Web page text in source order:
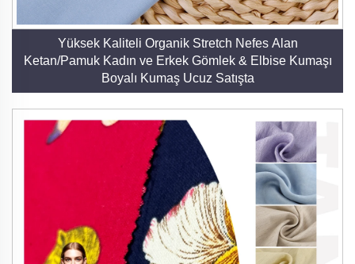
Yüksek Kaliteli Organik Stretch Nefes Alan
Ketan/Pamuk Kadın ve Erkek Gömlek & Elbise Kumaşı
Boyalı Kumaş Ucuz Satışta